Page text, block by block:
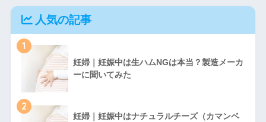
人気の記事
1
妊婦｜妊娠中は生ハムNGは本当？製造メーカ
ーに聞いてみた
2
妊婦｜妊娠中はナチュラルチーズ（カマンベ